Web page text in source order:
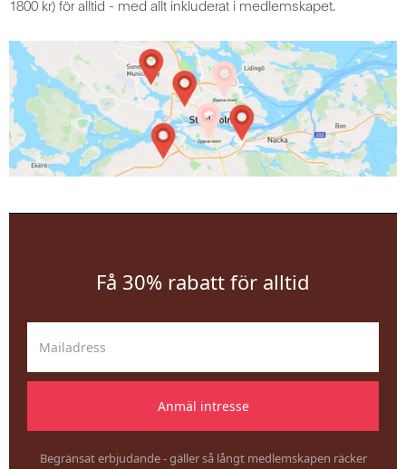
1800 kr) för alltid - med allt inkluderat i medlemskapet.
Få 30% rabatt för alltid
Begränsat erbjudande - gäller så långt medlemskapen räcker